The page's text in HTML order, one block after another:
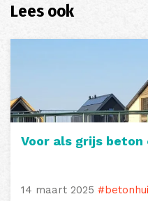
Lees ook
Voor als grijs
14 maart 2025